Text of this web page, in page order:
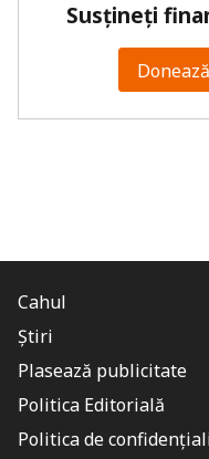
Susțineți
Cahul
Știri
Plasează publicitate
Politica Editorială
Politica de